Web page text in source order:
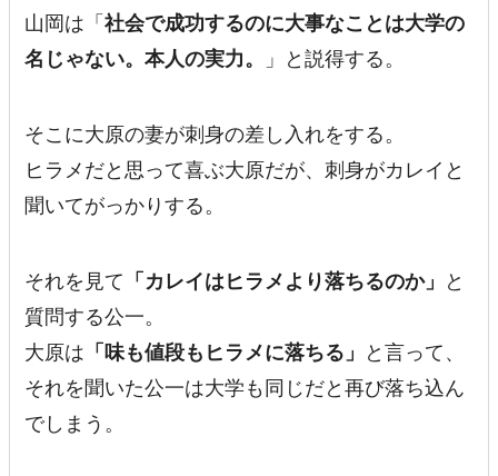
山岡は「社会で成功するのに大事なことは大学の
名じゃない。本人の実力。
」と説得する。
そこに大原の妻が刺身の差し入れをする。
ヒラメだと思って喜ぶ大原だが、刺身がカレイと
聞いてがっかりする。
それを見て 「カレイはヒラメより落ちるのか」
と
質問する公一。
大原は 「味も値段もヒラメに落ちる」
と言って、
それを聞いた公一は大学も同じだと再び落ち込ん
でしまう。